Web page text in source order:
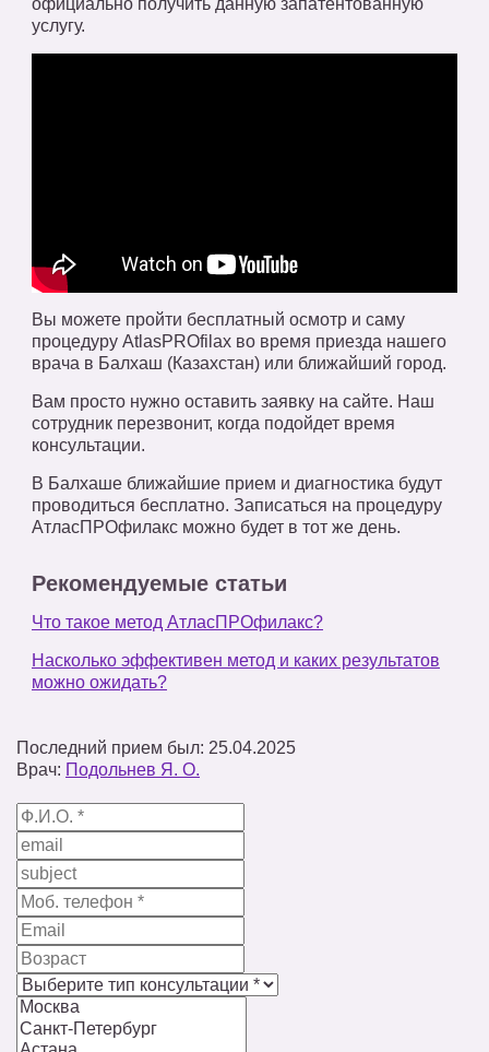
официально получить данную запатентованную
услугу.
Вы можете пройти бесплатный осмотр и саму
процедуру AtlasPROfilax во время приезда нашего
врача в Балхаш (Казахстан) или ближайший город.
Вам просто нужно оставить заявку на сайте. Наш
сотрудник перезвонит, когда подойдет время
консультации.
В Балхаше ближайшие прием и диагностика будут
проводиться бесплатно. Записаться на процедуру
АтласПРОфилакс можно будет в тот же день.
Рекомендуемые статьи
Что такое метод АтласПРОфилакс?
Насколько эффективен метод и каких результатов
можно ожидать?
Последний прием был: 25.04.2025
Врач: Подольнев Я. О.